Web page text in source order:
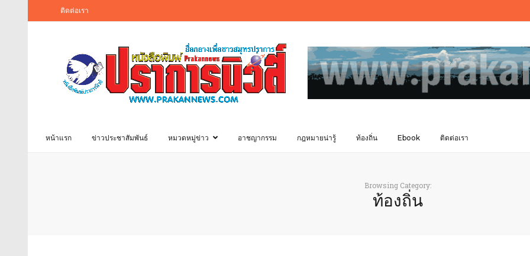
ติดต่อเรา
หน้าแรก ข่าวประชาสัมพันธ์ หมวดหมู่ข่าว อาชญากรรม กฎหมายน่ารู้ ท้องถิ่น Ebook ติดต่อเรา
Browsing Category:
ท้องถิ่น